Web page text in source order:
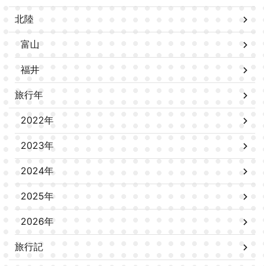
北陸
富山
福井
旅行年
2022年
2023年
2024年
2025年
2026年
旅行記